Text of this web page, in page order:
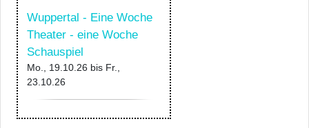
Wuppertal - Eine Woche
Theater - eine Woche
Schauspiel
Mo., 19.10.26 bis Fr.,
23.10.26